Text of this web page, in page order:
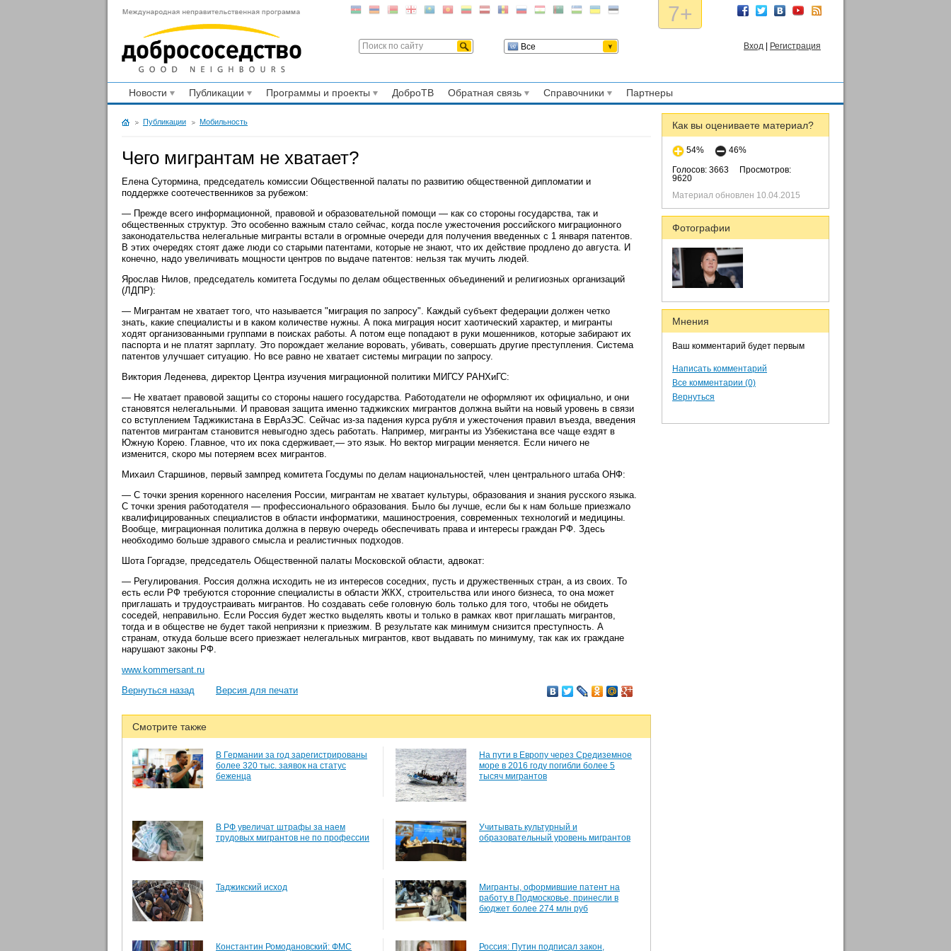
7+
Все Вход Регистрация
Новости Публикации Программы и проекты ДоброТВ Обратная связь Справочники Партнеры
Как вы оцениваете материал?
54%
46%
Голосов: 3663
Просмотров:
9620
Материал обновлен 10.04.2015
Фотографии
Мнения
Ваш комментарий будет первым
Написать комментарий
Все комментарии (0)
Вернуться
Публикации Мобильность
Чего мигрантам не хватает?
Елена Сутормина, председатель комиссии Общественной палаты по развитию общественной дипломатии и
поддержке соотечественников за рубежом:
— Прежде всего информационной, правовой и образовательной помощи — как со стороны государства, так и
общественных структур. Это особенно важным стало сейчас, когда после ужесточения российского миграционного
законодательства нелегальные мигранты встали в огромные очереди для получения введенных с 1 января патентов.
В этих очередях стоят даже люди со старыми патентами, которые не знают, что их действие продлено до августа. И
конечно, надо увеличивать мощности центров по выдаче патентов: нельзя так мучить людей.
Ярослав Нилов, председатель комитета Госдумы по делам общественных объединений и религиозных организаций
(ЛДПР):
— Мигрантам не хватает того, что называется "миграция по запросу". Каждый субъект федерации должен четко
знать, какие специалисты и в каком количестве нужны. А пока миграция носит хаотический характер, и мигранты
ходят организованными группами в поисках работы. А потом еще попадают в руки мошенников, которые забирают их
паспорта и не платят зарплату. Это порождает желание воровать, убивать, совершать другие преступления. Система
патентов улучшает ситуацию. Но все равно не хватает системы миграции по запросу.
Виктория Леденева, директор Центра изучения миграционной политики МИГСУ РАНХиГС:
— Не хватает правовой защиты со стороны нашего государства. Работодатели не оформляют их официально, и они
становятся нелегальными. И правовая защита именно таджикских мигрантов должна выйти на новый уровень в связи
со вступлением Таджикистана в ЕврАзЭС. Сейчас из-за падения курса рубля и ужесточения правил въезда, введения
патентов мигрантам становится невыгодно здесь работать. Например, мигранты из Узбекистана все чаще ездят в
Южную Корею. Главное, что их пока сдерживает,— это язык. Но вектор миграции меняется. Если ничего не
изменится, скоро мы потеряем всех мигрантов.
Михаил Старшинов, первый зампред комитета Госдумы по делам национальностей, член центрального штаба ОНФ:
— С точки зрения коренного населения России, мигрантам не хватает культуры, образования и знания русского языка.
С точки зрения работодателя — профессионального образования. Было бы лучше, если бы к нам больше приезжало
квалифицированных специалистов в области информатики, машиностроения, современных технологий и медицины.
Вообще, миграционная политика должна в первую очередь обеспечивать права и интересы граждан РФ. Здесь
необходимо больше здравого смысла и реалистичных подходов.
Шота Горгадзе, председатель Общественной палаты Московской области, адвокат:
— Регулирования. Россия должна исходить не из интересов соседних, пусть и дружественных стран, а из своих. То
есть если РФ требуются сторонние специалисты в области ЖКХ, строительства или иного бизнеса, то она может
приглашать и трудоустраивать мигрантов. Но создавать себе головную боль только для того, чтобы не обидеть
соседей, неправильно. Если Россия будет жестко выделять квоты и только в рамках квот приглашать мигрантов,
тогда и в обществе не будет такой неприязни к приезжим. В результате как минимум снизится преступность. А
странам, откуда больше всего приезжает нелегальных мигрантов, квот выдавать по минимуму, так как их граждане
нарушают законы РФ.
www.kommersant.ru
Вернуться назад
Версия для печати
Смотрите также
В Германии за год зарегистрированы
более 320 тыс. заявок на статус
беженца
На пути в Европу через Средиземное
море в 2016 году погибли более 5
тысяч мигрантов
В РФ увеличат штрафы за наем
трудовых мигрантов не по профессии
Учитывать культурный и
образовательный уровень мигрантов
Таджикский исход
Мигранты, оформившие патент на
работу в Подмосковье, принесли в
бюджет более 274 млн руб
Константин Ромодановский: ФМС Россия: Путин подписал закон,